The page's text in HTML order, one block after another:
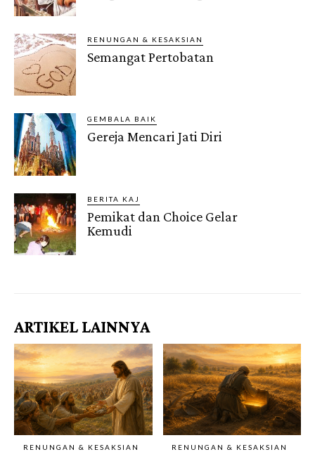
RENUNGAN & KESAKSIAN
Semangat Pertobatan
GEMBALA BAIK
Gereja Mencari Jati Diri
BERITA KAJ
Pemikat dan Choice Gelar
Kemudi
Gendis.ID
ARTIKEL LAINNYA
RENUNGAN & KESAKSIAN RENUNGAN & KESAKSIAN